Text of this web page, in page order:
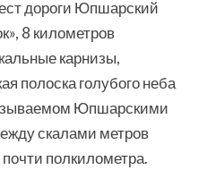
дороги Юпшарский
8 километров
карнизы,
полоска голубого неба
Юпшарскими
скалами метров
полкилометра.